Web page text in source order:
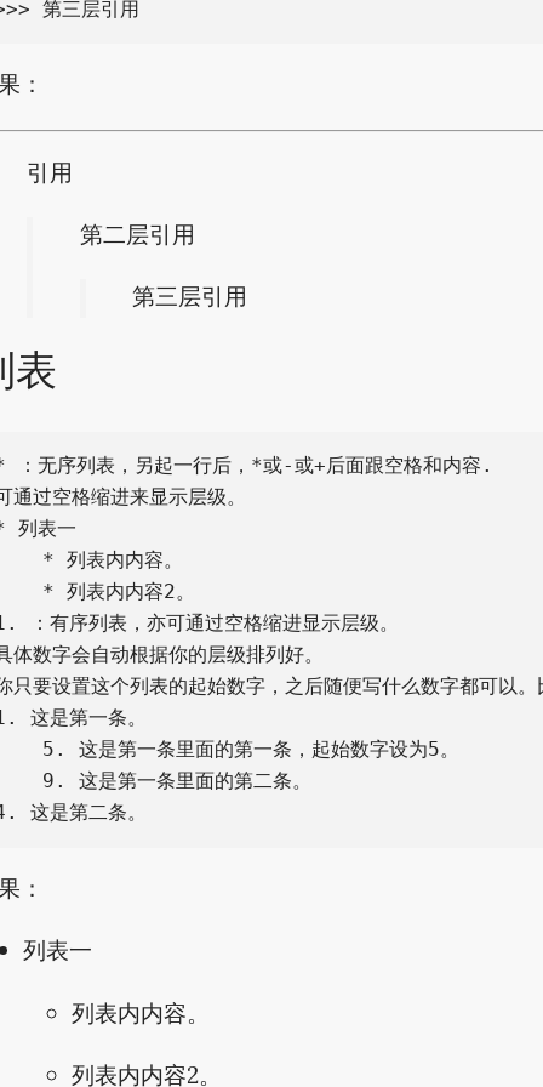
：
引用
第二层引用
第三层引用
表
：无序列表，另起一行后，*或-或+后面跟空格和内容.
通过空格缩进来显示层级。
列表一
* 列表内内容。
* 列表内内容2。
：有序列表，亦可通过空格缩进显示层级。
体数字会自动根据你的层级排列好。
只要设置这个列表的起始数字，之后随便写什么数字都可以。
这是第一条。
5. 这是第一条里面的第一条，起始数字设为5。
9. 这是第一条里面的第二条。
：
列表一
列表内内容。
列表内内容2。